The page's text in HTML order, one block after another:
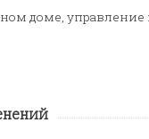
доме,